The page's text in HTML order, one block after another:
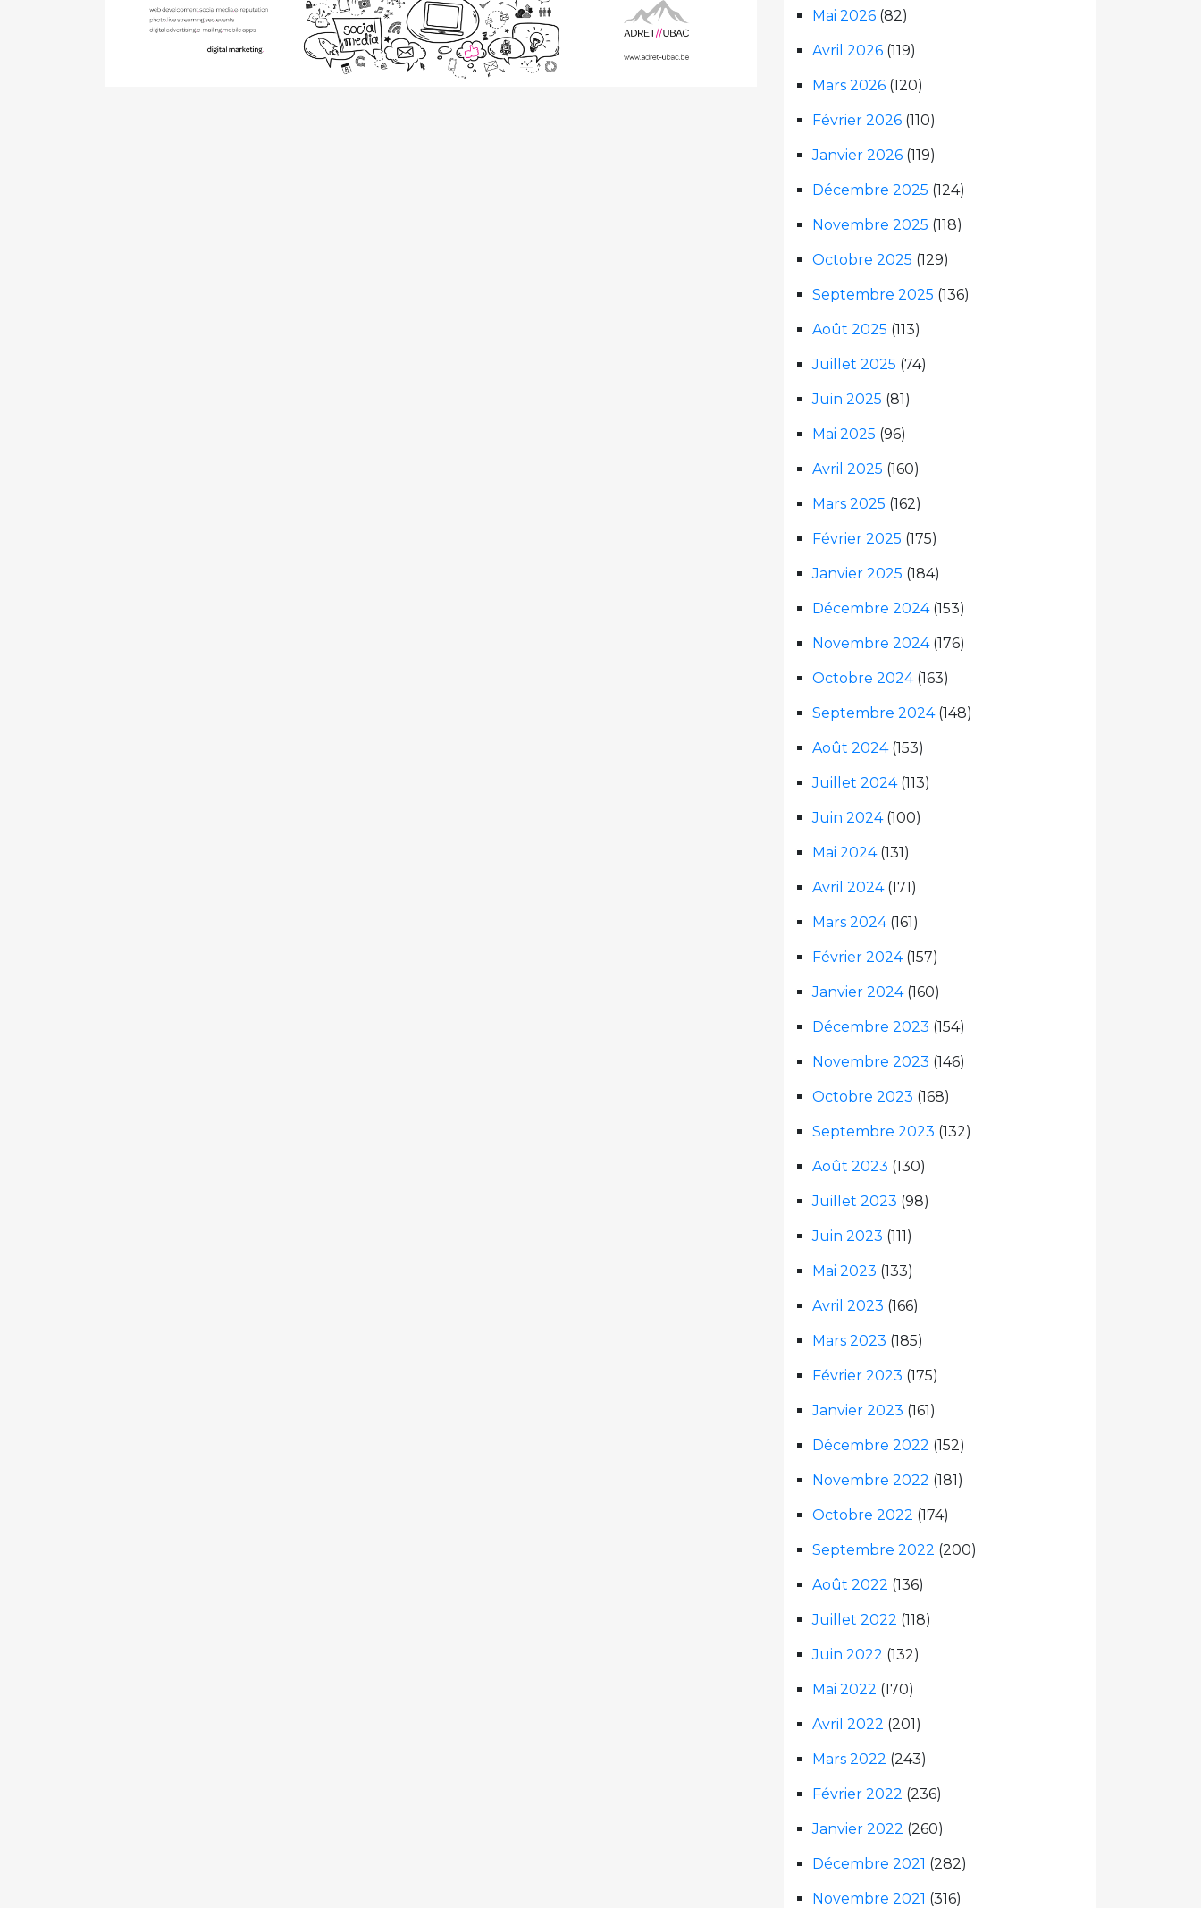
Mai 2026 (82)
Avril 2026 (119)
Mars 2026 (120)
Février 2026 (110)
Janvier 2026 (119)
Décembre 2025 (124)
Novembre 2025 (118)
Octobre 2025 (129)
Septembre 2025 (136)
Août 2025 (113)
Juillet 2025 (74)
Juin 2025 (81)
Mai 2025 (96)
Avril 2025 (160)
Mars 2025 (162)
Février 2025 (175)
Janvier 2025 (184)
Décembre 2024(153)
Novembre 2024(176)
Octobre 2024(163)
Septembre 2024(148)
Août 2024(153)
Juillet 2024(113)
Juin 2024(100)
Mai 2024(131)
Avril 2024(171)
Mars 2024(161)
Février 2024(157)
Janvier 2024(160)
Décembre 2023 (154)
Novembre 2023 (146)
Octobre 2023 (168)
Septembre 2023 (132)
Août 2023 (130)
Juillet 2023 (98)
Juin 2023 (111)
Mai 2023 (133)
Avril 2023 (166)
Mars 2023 (185)
Février 2023 (175)
Janvier 2023 (161)
Décembre 2022 (152)
Novembre 2022 (181)
Octobre 2022 (174)
Septembre 2022 (200)
Août 2022 (136)
Juillet 2022 (118)
Juin 2022 (132)
Mai 2022 (170)
Avril 2022 (201)
Mars 2022 (243)
Février 2022 (236)
Janvier 2022 (260)
Décembre 2021 (282)
Novembre 2021 (316)